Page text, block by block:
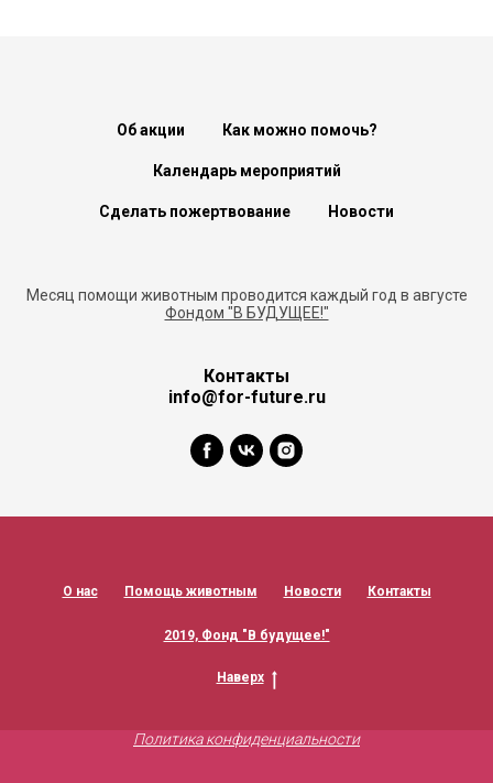
Об акции Как можно помочь?
Календарь мероприятий
Сделать пожертвование Новости
Месяц помощи животным проводится каждый год в августе
Фондом "В БУДУЩЕЕ!"
Контакты
info@for-future.ru
О нас Помощь животным Новости Контакты
2019, Фонд "В будущее!"
Наверх
Политика конфиденциальности